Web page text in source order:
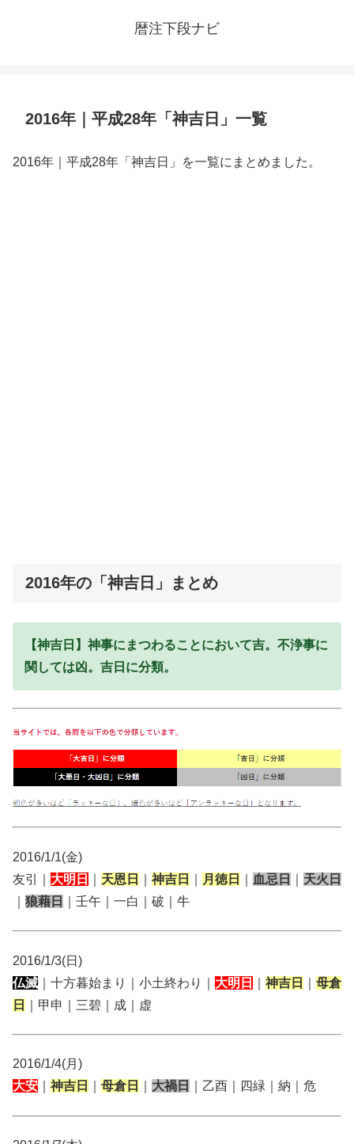
暦注下段ナビ
2016年｜平成28年「神吉日」一覧
2016年｜平成28年「神吉日」を一覧にまとめました。
2016年の「神吉日」まとめ
【神吉日】神事にまつわることにおいて吉。不浄事に
関しては凶。吉日に分類。
2016/1/1(金)
友引｜ 大明日 天恩日 神吉日 月徳日 血忌日
天火日
狼藉日 ｜壬午｜一白｜破｜牛
2016/1/3(日)
仏滅 ｜十方暮始まり｜小土終わり｜ 大明日 神吉日
母倉
日
｜甲申｜三碧｜成｜虚
2016/1/4(月)
大安
神吉日 母倉日 大禍日 ｜乙酉｜四緑｜納｜危